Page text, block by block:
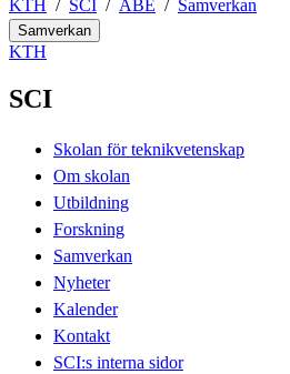
KTH SCI ABE Samverkan
Samverkan
KTH
SCI
Skolan för teknikvetenskap
Om skolan
Utbildning
Forskning
Samverkan
Nyheter
Kalender
Kontakt
SCI:s interna sidor